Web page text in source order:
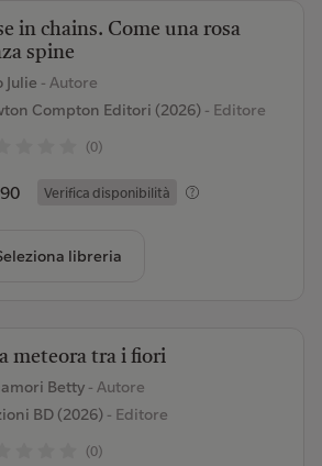
in chains. Come una rosa
spine
Julie - Autore
Compton Editori (2026)- Editore
(0)
Verifica disponibilità
libreria
meteora tra i fiori
Betty - Autore
BD (2026)- Editore
(0)